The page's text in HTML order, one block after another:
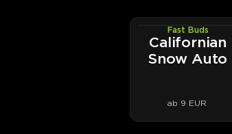
AUTOFEMFast Buds
Californian
Snow Auto
ab 9 EUR